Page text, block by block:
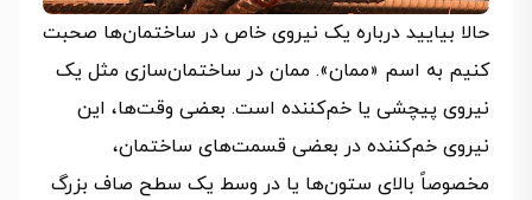
حالا بیایید درباره یک نیروی خاص در ساختمان‌ها صحبت
کنیم به اسم «ممان». ممان در ساختمان‌سازی مثل یک
نیروی پیچشی یا خم‌کننده است. بعضی وقت‌ها، این
نیروی خم‌کننده در بعضی قسمت‌های ساختمان،
مخصوصاً بالای ستون‌ها یا در وسط یک سطح صاف بزرگ